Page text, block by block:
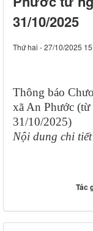
31/10/2025
Thứ hai - 27/10/2025
Thông báo
xã An Phước
31/10/2025)
Nội dung chi
Tác